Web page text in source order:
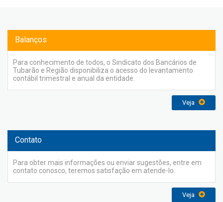
Balanços
Para conhecimento de todos, o Sindicato dos Bancários de
Tubarão e Região disponibiliza o acesso do levantamento
contábil trimestral e anual da entidade.
Veja
Contato
Para obter mais informações ou enviar sugestões, entre em
contato conosco, teremos satisfação em atende-lo.
Veja